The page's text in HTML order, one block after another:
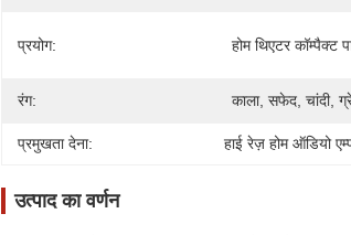
प्रयोग: होम थिएटर कॉम्पैक्ट
रंग: काला, सफेद, चांदी,
प्रमुखता देना: हाई रेज़ होम ऑडियो
उत्पाद का वर्णन